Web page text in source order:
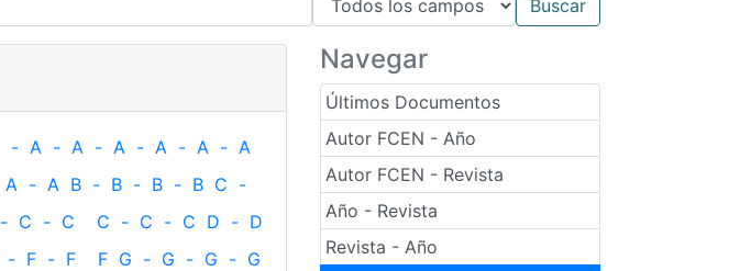
Navegar
Últimos Documentos
Autor FCEN - Año
Autor FCEN - Revista
Año - Revista
Revista - Año
- A - A - A - A - A - A
A - A B - B - B - B C -
- C - C C - C - C D - D
- F - F F G - G - G - G